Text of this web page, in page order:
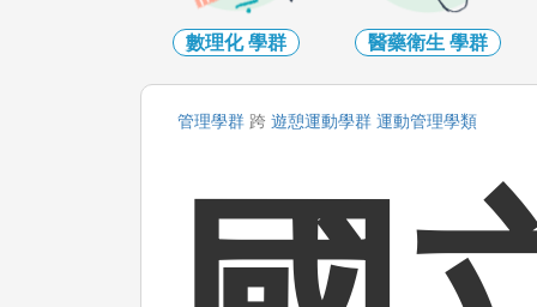
數理化學群 醫藥衛生 學群
管理學群 跨 遊憩運動學群 運動管理學類